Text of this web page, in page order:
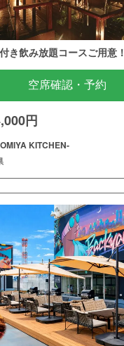
き飲み放題コースご用意！
空席確認・予約
円
KITCHEN‐